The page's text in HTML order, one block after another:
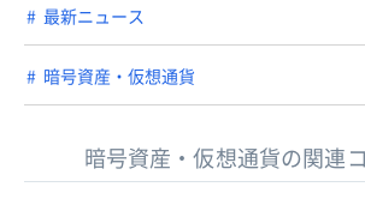
最新ニュース
暗号資産・仮想通貨
暗号資産・仮想通貨の関連